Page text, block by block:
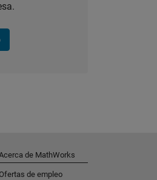
de MathWorks
de empleo